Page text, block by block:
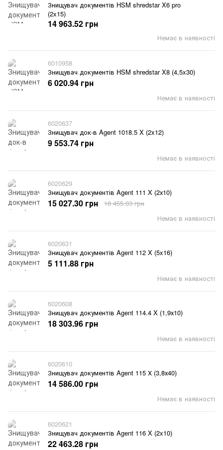
Знищувач документів HSM shredstar X6 pro
(2x15)
Немає в наявності
14 963.52 грн
6010958
Знищувач документів HSM shredstar X8 (4,5x30)
Немає в наявності
6 020.94 грн
6020637
Знищувач док-в Agent 1018.5 X (2x12)
Немає в наявності
9 553.74 грн
6020629
Знищувач документів Agent 111 X (2х10)
Немає в наявності
15 027.30 грн 18 455.03 грн
6020631
Знищувач документів Agent 112 X (5x16)
Немає в наявності
5 111.88 грн
6020608
Знищувач документів Agent 114.4 X (1,9х10)
Немає в наявності
18 303.96 грн
6020610
Знищувач документів Agent 115 Х (3,8х40)
Немає в наявності
14 586.00 грн
6020621
Знищувач документів Agent 116 X (2x10)
22 463.28 грн